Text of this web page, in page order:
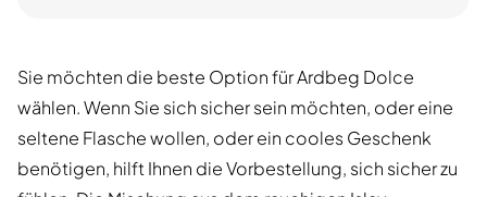
Sie möchten die beste Option für Ardbeg Dolce
wählen. Wenn Sie sich sicher sein möchten, oder eine
seltene Flasche wollen, oder ein cooles Geschenk
benötigen, hilft Ihnen die Vorbestellung, sich sicher zu